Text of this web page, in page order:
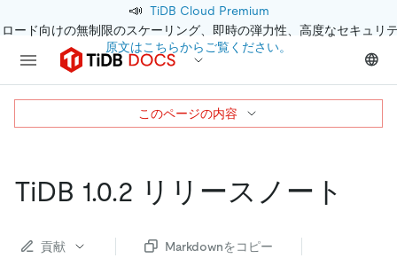
📣 TiDB Cloud Premium
ード向けの無制限のスケーリング、即時の弾力性、高度なセキュリ
原文はこちらからご覧ください。
TiDB 1.0.2 リリースノート
貢献
Markdownをコピー
このページの内容